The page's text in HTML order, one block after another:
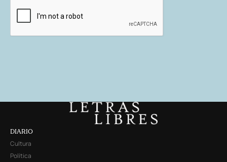
DIARIO
Cultura
Política